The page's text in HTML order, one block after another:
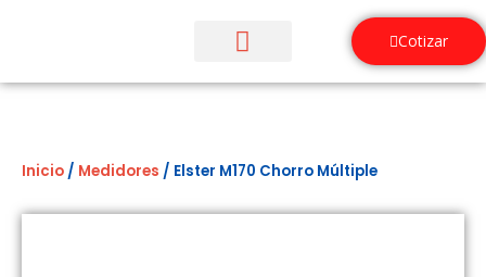
Cotizar
Inicio / Medidores / Elster M170 Chorro Múltiple